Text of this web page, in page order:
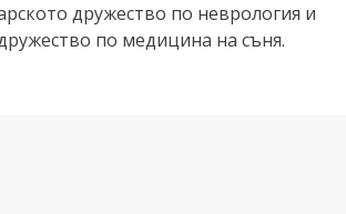
дружество по неврология и
по медицина на съня.